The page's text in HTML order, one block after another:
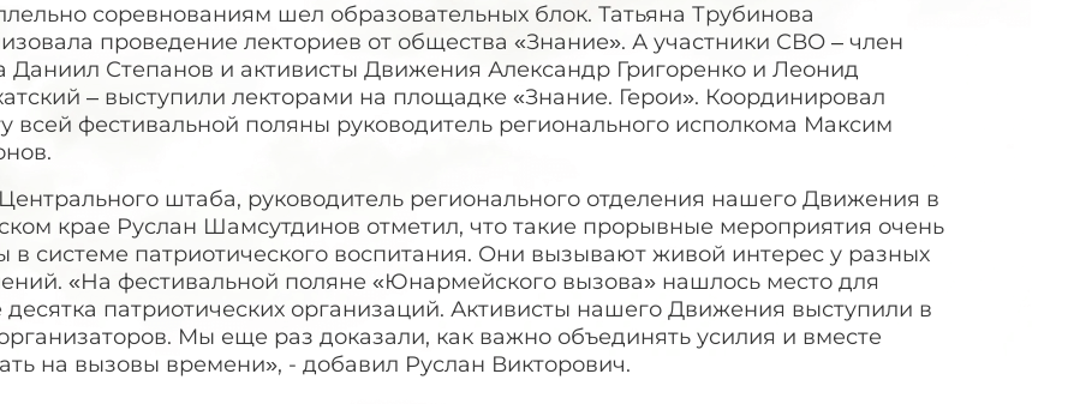
соревнованиям шел образовательных блок. Татьяна Трубинова
проведение лекториев от общества «Знание». А участники СВО – член
Даниил Степанов и активисты Движения Александр Григоренко и Леонид
– выступили лекторами на площадке «Знание. Герои». Координировал
всей фестивальной поляны руководитель регионального исполкома Максим
штаба, руководитель регионального отделения нашего Движения в
крае Руслан Шамсутдинов отметил, что такие прорывные мероприятия очень
в системе патриотического воспитания. Они вызывают живой интерес у разных
«На фестивальной поляне «Юнармейского вызова» нашлось место для
десятка патриотических организаций. Активисты нашего Движения выступили в
Мы еще раз доказали, как важно объединять усилия и вместе
на вызовы времени», - добавил Руслан Викторович.